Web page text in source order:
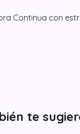
Continua con
te